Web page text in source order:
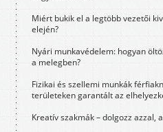
Miért bukik el a legtöbb vezetői
elején?
Nyári munkavédelem: hogyan
a melegben?
Fizikai és szellemi munkák
területeken garantált az
Kreatív szakmák – dolgozz azzal,